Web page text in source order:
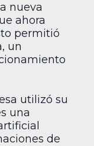
nueva
ahora
permitió
un
utilizó su
una
de